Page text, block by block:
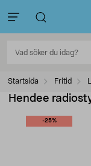
Startsida Fritid
Hendee
-25%